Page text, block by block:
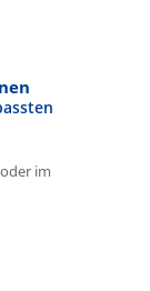
im